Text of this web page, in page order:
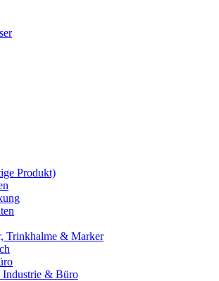
Produkt)
Trinkhalme & Marker
Industrie & Büro